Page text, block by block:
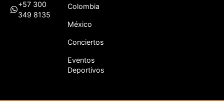
+57 300
349 8135
Colombia
México
Conciertos
Eventos
Deportivos